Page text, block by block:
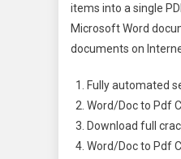
items into a single
Microsoft Word
documents on
Fully automated
Word/Doc to Pdf
Download full
Word/Doc to Pdf